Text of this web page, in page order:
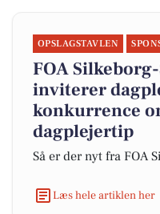
OPSLAGSTAVLEN
FOA
inviterer
konkurrence
dagplejertip
Så er der nyt fra FOA
Læs hele artiklen her